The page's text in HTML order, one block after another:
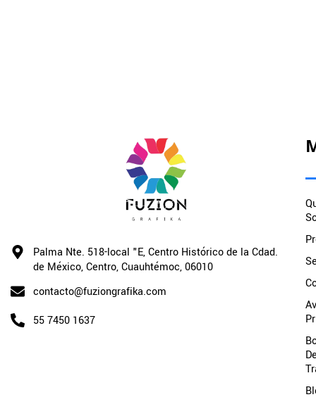
Palma Nte. 518-local "E, Centro Histórico de la Cdad.
de México, Centro, Cuauhtémoc, 06010
contacto@fuziongrafika.com
55 7450 1637